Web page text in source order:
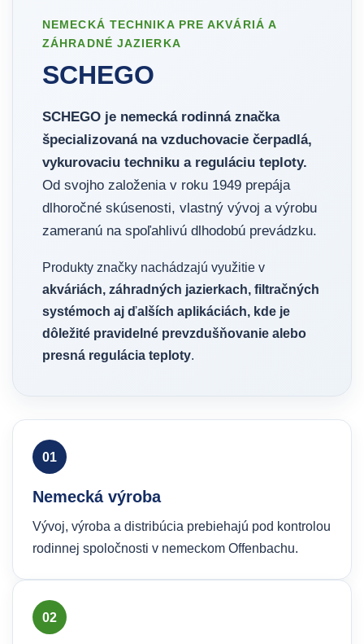
NEMECKÁ TECHNIKA PRE AKVÁRIÁ A
ZÁHRADNÉ JAZIERKA
SCHEGO
SCHEGO je nemecká rodinná značka
špecializovaná na vzduchovacie čerpadlá,
vykurovaciu techniku a reguláciu teploty.
Od svojho založenia v roku 1949 prepája
dlhoročné skúsenosti, vlastný vývoj a výrobu
zameranú na spoľahlivú dlhodobú prevádzku.
Produkty značky nachádzajú využitie v
akváriách, záhradných jazierkach, filtračných
systémoch aj ďalších aplikáciách, kde je
dôležité pravidelné prevzdušňovanie alebo
presná regulácia teploty.
01
Nemecká výroba
Vývoj, výroba a distribúcia prebiehajú pod kontrolou
rodinnej spoločnosti v nemeckom Offenbachu.
02